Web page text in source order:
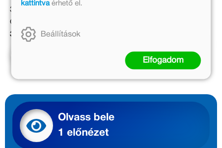
3 999 Ft
Online ár:
3 279 Ft
Olvass bele
1 előnézet
kattintvaérhető el.
Beállítások
Elfogadom